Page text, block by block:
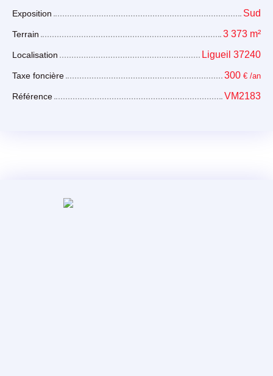
Exposition Sud
Terrain 3 373 m²
Localisation Ligueil 37240
Taxe foncière 300 € /an
Référence VM2183